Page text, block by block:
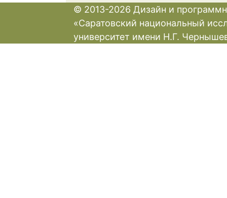
© 2013-2026 Дизайн и
«Саратовский национальный
университет имени Н.Г.